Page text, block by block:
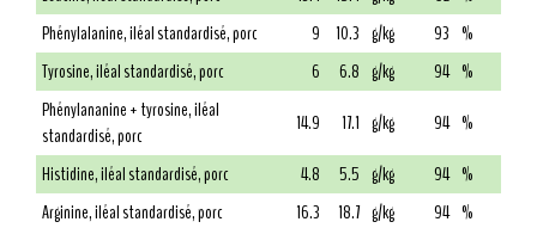
Phénylalanine, iléal standardisé, porc
9 10.3 g/kg 93 %
Tyrosine, iléal standardisé, porc
6 6.8 g/kg 94 %
Phénylananine + tyrosine, iléal
standardisé, porc
14.9 17.1 g/kg 94 %
Histidine, iléal standardisé, porc
4.8 5.5 g/kg 94 %
Arginine, iléal standardisé, porc
16.3 18.7 g/kg 94 %